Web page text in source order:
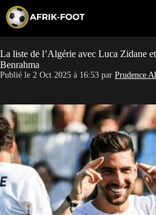
p
t
o
c
o
t
e
n
t
CAN
Pays
Clubs
Paris
La liste de l’Algérie avec Luca Zidane
Benrahma
Publié le 2 Oct 2025 à 16:53 par Prudence